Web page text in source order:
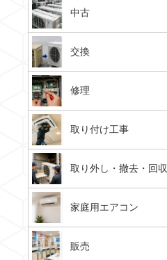
中古
交換
修理
取り付け工事
取り外し・撤去・回収
家庭用エアコン
販売